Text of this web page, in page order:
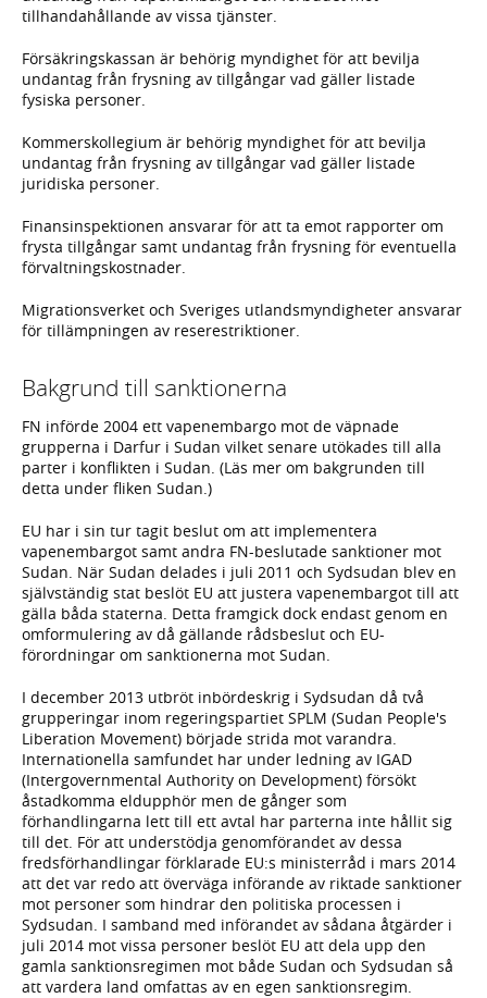
tillhandahållande av vissa tjänster.
Försäkringskassan är behörig myndighet för att bevilja
undantag från frysning av tillgångar vad gäller listade
fysiska personer.
Kommerskollegium är behörig myndighet för att bevilja
undantag från frysning av tillgångar vad gäller listade
juridiska personer.
Finansinspektionen ansvarar för att ta emot rapporter om
frysta tillgångar samt undantag från frysning för eventuella
förvaltningskostnader.
Migrationsverket och Sveriges utlandsmyndigheter ansvarar
för tillämpningen av reserestriktioner.
Bakgrund till sanktionerna
FN införde 2004 ett vapenembargo mot de väpnade
grupperna i Darfur i Sudan vilket senare utökades till alla
parter i konflikten i Sudan. (Läs mer om bakgrunden till
detta under fliken Sudan.)
EU har i sin tur tagit beslut om att implementera
vapenembargot samt andra FN-beslutade sanktioner mot
Sudan. När Sudan delades i juli 2011 och Sydsudan blev en
självständig stat beslöt EU att justera vapenembargot till att
gälla båda staterna. Detta framgick dock endast genom en
omformulering av då gällande rådsbeslut och EU-
förordningar om sanktionerna mot Sudan.
I december 2013 utbröt inbördeskrig i Sydsudan då två
grupperingar inom regeringspartiet SPLM (Sudan People's
Liberation Movement) började strida mot varandra.
Internationella samfundet har under ledning av IGAD
(Intergovernmental Authority on Development) försökt
åstadkomma eldupphör men de gånger som
förhandlingarna lett till ett avtal har parterna inte hållit sig
till det. För att understödja genomförandet av dessa
fredsförhandlingar förklarade EU:s ministerråd i mars 2014
att det var redo att överväga införande av riktade sanktioner
mot personer som hindrar den politiska processen i
Sydsudan. I samband med införandet av sådana åtgärder i
juli 2014 mot vissa personer beslöt EU att dela upp den
gamla sanktionsregimen mot både Sudan och Sydsudan så
att vardera land omfattas av en egen sanktionsregim.